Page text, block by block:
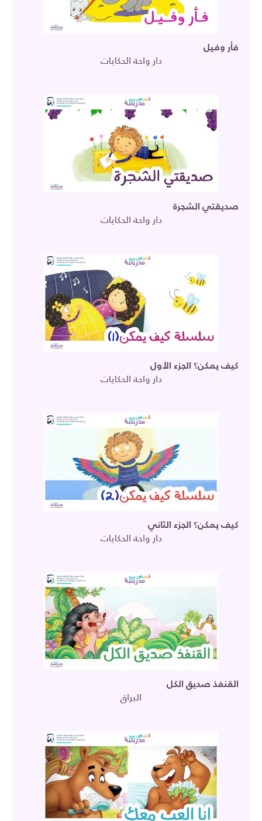
فأر وفيل
دار واحة الحكايات
صديقتي الشجرة
دار واحة الحكايات
كيف يمكن؟ الجزء الأول
دار واحة الحكايات
كيف يمكن؟ الجزء الثاني
دار واحة الحكايات
القنفذ صديق الكل
البراق